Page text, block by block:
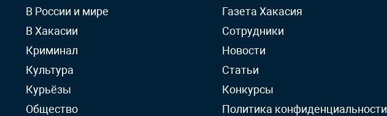
В России и мире
В Хакасии
Криминал
Культура
Курьёзы
Общество
Газета Хакасия
Сотрудники
Новости
Статьи
Конкурсы
Политика конфиденциальности